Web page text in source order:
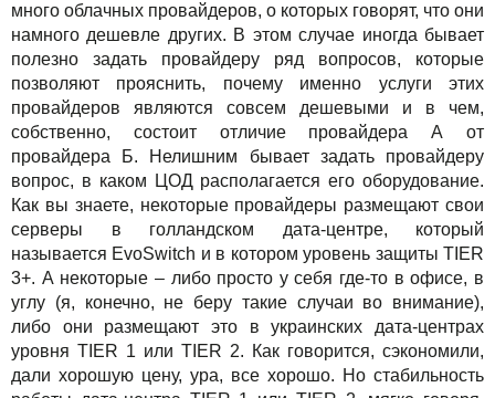
много облачных провайдеров, о которых говорят, что они
намного дешевле других. В этом случае иногда бывает
полезно задать провайдеру ряд вопросов, которые
позволяют прояснить, почему именно услуги этих
провайдеров являются совсем дешевыми и в чем,
собственно, состоит отличие провайдера А от
провайдера Б. Нелишним бывает задать провайдеру
вопрос, в каком ЦОД располагается его оборудование.
Как вы знаете, некоторые провайдеры размещают свои
серверы в голландском дата-центре, который
называется EvoSwitch и в котором уровень защиты TIER
3+. А некоторые – либо просто у себя где-то в офисе, в
углу (я, конечно, не беру такие случаи во внимание),
либо они размещают это в украинских дата-центрах
уровня TIER 1 или TIER 2. Как говорится, сэкономили,
дали хорошую цену, ура, все хорошо. Но стабильность